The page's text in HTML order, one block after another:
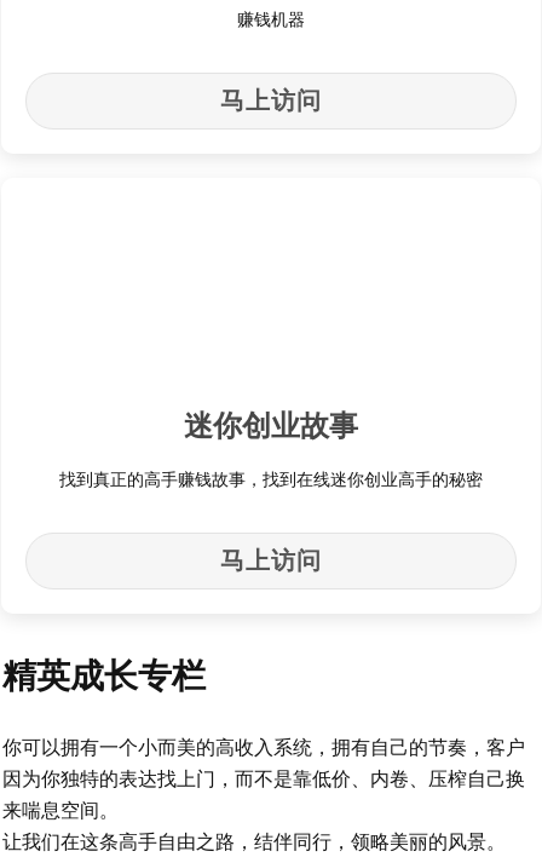
赚钱机器
马上访问
迷你创业故事
找到真正的高手赚钱故事，找到在线迷你创业高手的秘密
马上访问
精英成长专栏
你可以拥有一个小而美的高收入系统，拥有自己的节奏，客户
因为你独特的表达找上门，而不是靠低价、内卷、压榨自己换
来喘息空间。
让我们在这条高手自由之路，结伴同行，领略美丽的风景。